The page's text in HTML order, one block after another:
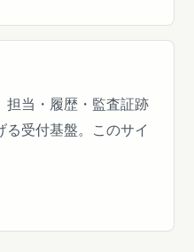
担当・履歴・監査証跡
る受付基盤。このサイ